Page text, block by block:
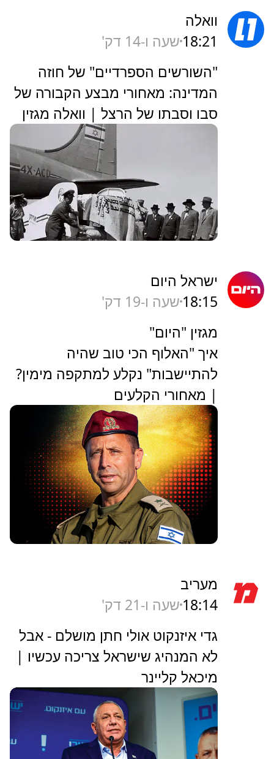
וואלה
18:21 שעה ו-14 דק'
"השורשים הספרדיים" של חוזה
המדינה: מאחורי מבצע הקבורה של
סבו וסבתו של הרצל | וואלה מגזין
ישראל היום
18:15 שעה ו-19 דק'
מגזין "היום"
איך "האלוף הכי טוב שהיה
להתיישבות" נקלע למתקפה מימין?
| מאחורי הקלעים
מעריב
18:14 שעה ו-21 דק'
גדי איזנקוט אולי חתן מושלם - אבל
לא המנהיג שישראל צריכה עכשיו |
מיכאל קליינר